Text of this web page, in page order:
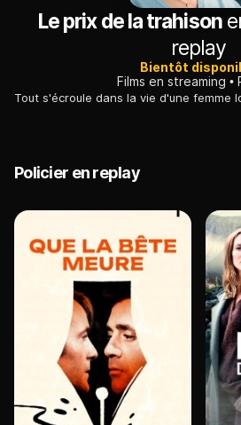
Le prix de la trahison
replay
Bientôt
Films en streaming
Policier en replay